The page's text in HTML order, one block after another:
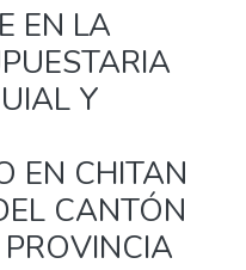
EN LA
Y
EN CHITAN
CANTÓN